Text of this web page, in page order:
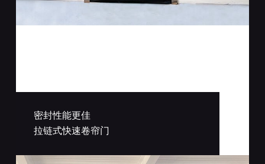
密封性能更佳
拉链式快速卷帘门